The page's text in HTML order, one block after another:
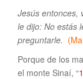
Jesús entonces,
le dijo: No estás
preguntarle.
Porque de los
el monte Sinaí, “1